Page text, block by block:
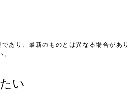
あり、最新のものとは異なる場合があり
い